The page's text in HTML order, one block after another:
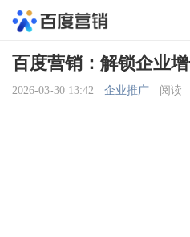
百度营销：解锁企业
2026-03-30 13:42 企业推广 阅读